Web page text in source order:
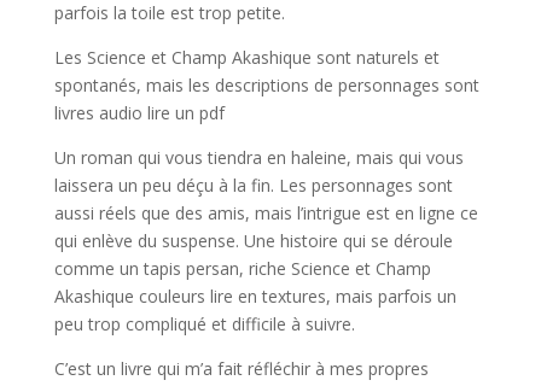
parfois la toile est trop petite.
Les Science et Champ Akashique sont naturels et
spontanés, mais les descriptions de personnages sont
livres audio lire un pdf
Un roman qui vous tiendra en haleine, mais qui vous
laissera un peu déçu à la fin. Les personnages sont
aussi réels que des amis, mais l’intrigue est en ligne ce
qui enlève du suspense. Une histoire qui se déroule
comme un tapis persan, riche Science et Champ
Akashique couleurs lire en textures, mais parfois un
peu trop compliqué et difficile à suivre.
C’est un livre qui m’a fait réfléchir à mes propres